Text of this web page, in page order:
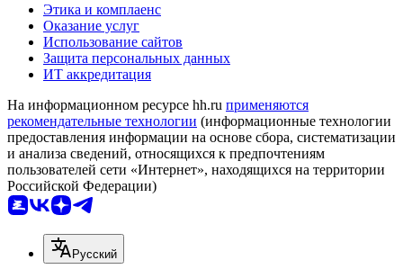
Этика и комплаенс
Оказание услуг
Использование сайтов
Защита персональных данных
ИТ аккредитация
На информационном ресурсе hh.ru применяются
рекомендательные технологии (информационные технологии
предоставления информации на основе сбора, систематизации
и анализа сведений, относящихся к предпочтениям
пользователей сети «Интернет», находящихся на территории
Российской Федерации)
Русский